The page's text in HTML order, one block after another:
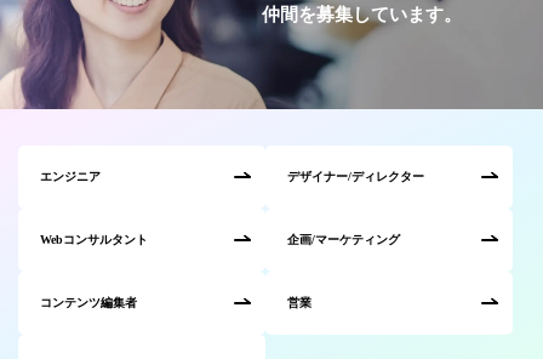
仲間を募集しています。
エンジニア デザイナー/ディレクター
Webコンサルタント 企画/マーケティング
コンテンツ編集者 営業